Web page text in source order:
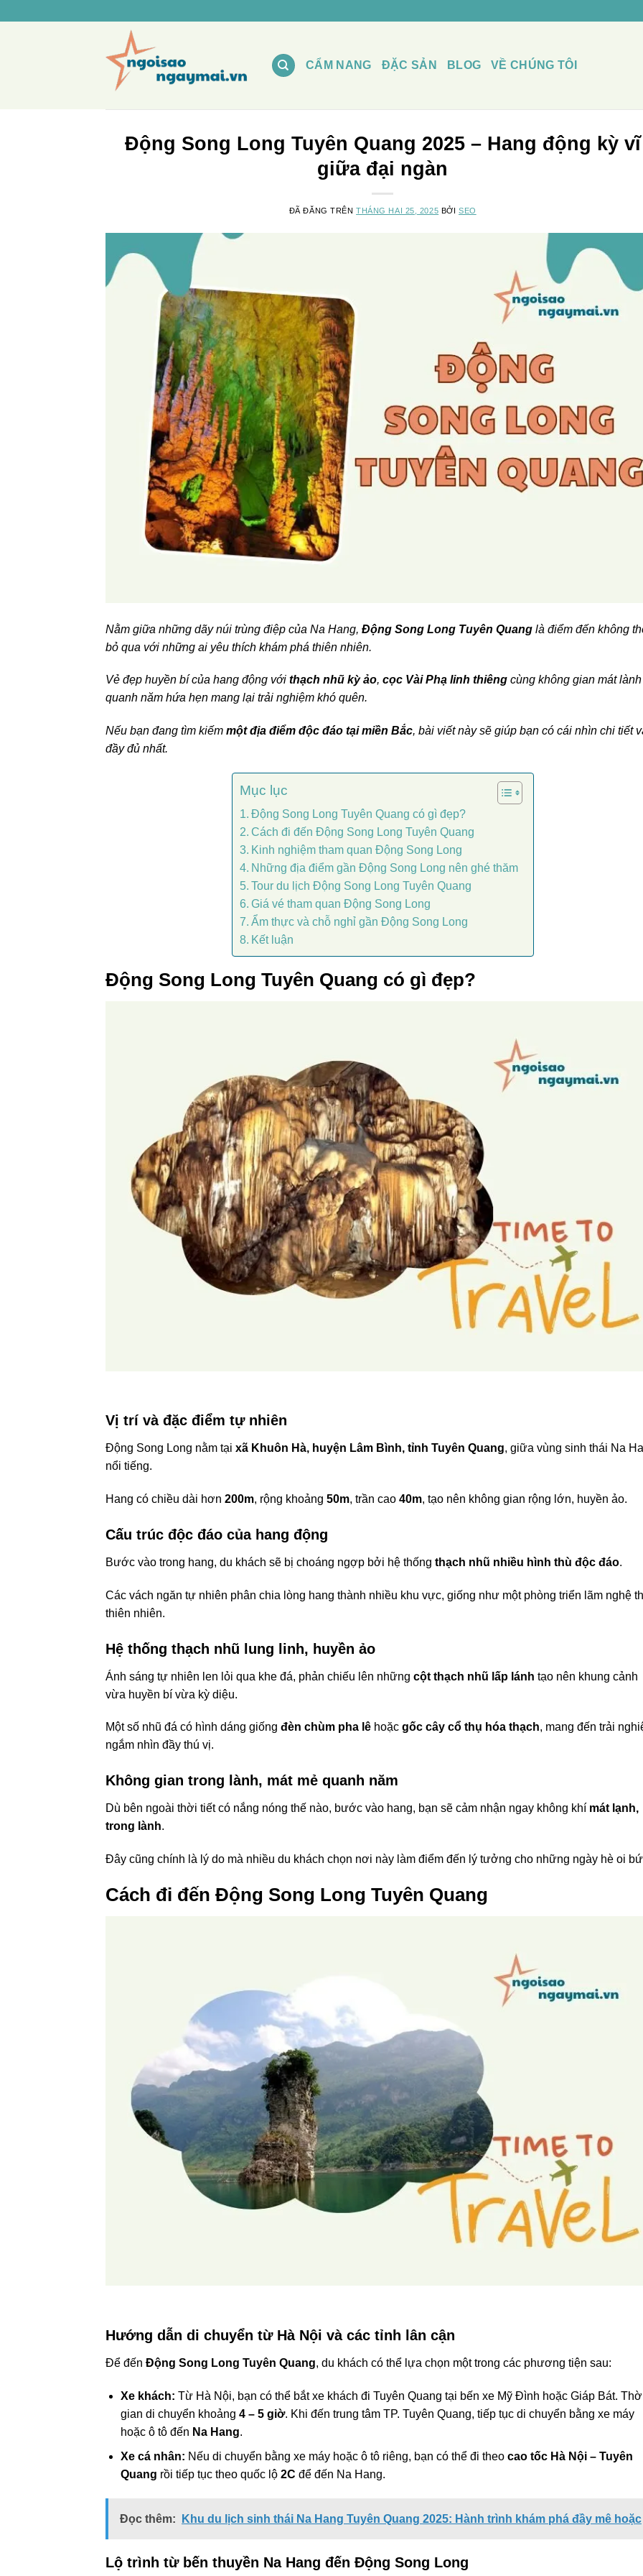
CẨM NANG ĐẶC SẢN BLOG VỀ CHÚNG TÔI
Động Song Long Tuyên Quang 2025 – Hang động kỳ vĩ
giữa đại ngàn
ĐÃ ĐĂNG TRÊNTHÁNG HAI 25, 2025 BỞI SEO
Nằm giữa những dãy núi trùng điệp của Na Hang, Động Song Long Tuyên Quang là điểm đến không
bỏ qua với những ai yêu thích khám phá thiên nhiên.
Vẻ đẹp huyền bí của hang động với thạch nhũ kỳ ảo, cọc Vài Phạ linh thiêng cùng không gian mát lành
quanh năm hứa hẹn mang lại trải nghiệm khó quên.
Nếu bạn đang tìm kiếm một địa điểm độc đáo tại miền Bắc, bài viết này sẽ giúp bạn có cái nhìn chi tiết
đầy đủ nhất.
Mục lục
Động Song Long Tuyên Quang có gì đẹp?
Cách đi đến Động Song Long Tuyên Quang
Kinh nghiệm tham quan Động Song Long
Những địa điểm gần Động Song Long nên ghé thăm
Tour du lịch Động Song Long Tuyên Quang
Giá vé tham quan Động Song Long
Ẩm thực và chỗ nghỉ gần Động Song Long
Kết luận
Động Song Long Tuyên Quang có gì đẹp?
Vị trí và đặc điểm tự nhiên
Động Song Long nằm tại xã Khuôn Hà, huyện Lâm Bình, tỉnh Tuyên Quang, giữa vùng sinh thái Na
nổi tiếng.
Hang có chiều dài hơn 200m, rộng khoảng 50m, trần cao 40m, tạo nên không gian rộng lớn, huyền ảo.
Cấu trúc độc đáo của hang động
Bước vào trong hang, du khách sẽ bị choáng ngợp bởi hệ thống thạch nhũ nhiều hình thù độc đáo.
Các vách ngăn tự nhiên phân chia lòng hang thành nhiều khu vực, giống như một phòng triển lãm nghệ
thiên nhiên.
Hệ thống thạch nhũ lung linh, huyền ảo
Ánh sáng tự nhiên len lỏi qua khe đá, phản chiếu lên những cột thạch nhũ lấp lánh tạo nên khung cảnh
vừa huyền bí vừa kỳ diệu.
Một số nhũ đá có hình dáng giống đèn chùm pha lê hoặc gốc cây cổ thụ hóa thạch, mang đến trải
ngắm nhìn đầy thú vị.
Không gian trong lành, mát mẻ quanh năm
Dù bên ngoài thời tiết có nắng nóng thế nào, bước vào hang, bạn sẽ cảm nhận ngay không khí mát lạnh,
trong lành.
Đây cũng chính là lý do mà nhiều du khách chọn nơi này làm điểm đến lý tưởng cho những ngày hè oi
Cách đi đến Động Song Long Tuyên Quang
Hướng dẫn di chuyển từ Hà Nội và các tỉnh lân cận
Để đến Động Song Long Tuyên Quang, du khách có thể lựa chọn một trong các phương tiện sau:
Xe khách: Từ Hà Nội, bạn có thể bắt xe khách đi Tuyên Quang tại bến xe Mỹ Đình hoặc Giáp Bát.
gian di chuyển khoảng 4 – 5 giờ. Khi đến trung tâm TP. Tuyên Quang, tiếp tục di chuyển bằng xe máy
hoặc ô tô đến Na Hang.
Xe cá nhân: Nếu di chuyển bằng xe máy hoặc ô tô riêng, bạn có thể đi theo cao tốc Hà Nội – Tuyên
Quang rồi tiếp tục theo quốc lộ 2C để đến Na Hang.
Đọc thêm: Khu du lịch sinh thái Na Hang Tuyên Quang 2025: Hành trình khám phá đầy mê hoặc
Lộ trình từ bến thuyền Na Hang đến Động Song Long